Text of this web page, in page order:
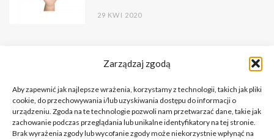
Zarządzaj zgodą
Aby zapewnić jak najlepsze wrażenia, korzystamy z technologii, takich jak pliki
cookie, do przechowywania i/lub uzyskiwania dostępu do informacji o
urządzeniu. Zgoda na te technologie pozwoli nam przetwarzać dane, takie jak
zachowanie podczas przeglądania lub unikalne identyfikatory na tej stronie.
Brak wyrażenia zgody lub wycofanie zgody może niekorzystnie wpłynąć na
29 KWI 2020